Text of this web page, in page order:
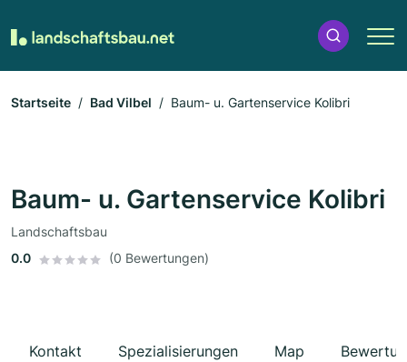
Startseite Bad Vilbel Baum- u. Gartenservice Kolibri
Baum- u. Gartenservice Kolibri
Landschaftsbau
0.0
(0 Bewertungen)
Kontakt Spezialisierungen Map